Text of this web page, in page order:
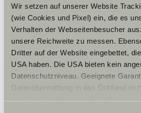
Wir setzen auf unserer Website
(wie Cookies und Pixel) ein, die es
Verhalten der Webseitenbesucher
unsere Reichweite zu messen.
Dritter auf der Website eingebettet,
USA haben. Die USA bieten kein
Datenschutzniveau. Geeignete
Datenübermittlung in das Drittland
ein erhöhtes Risiko für Betroffene, da
Opening hours
FAHRZEUGVERKAUF
Montag – Freitag:
Samstag: